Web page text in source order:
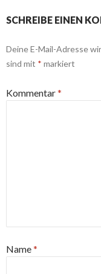
SCHREIBE EINEN
Deine E-Mail-Adresse
sind mit * markiert
Kommentar*
Name*